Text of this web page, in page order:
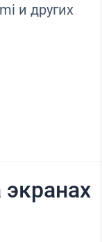
и других